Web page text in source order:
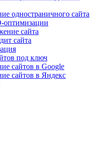
одностраничного сайта
оптимизации
сайта
сайта
под ключ
сайтов в Google
сайтов в Яндекс